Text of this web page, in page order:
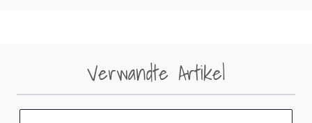
Verwandte Artikel